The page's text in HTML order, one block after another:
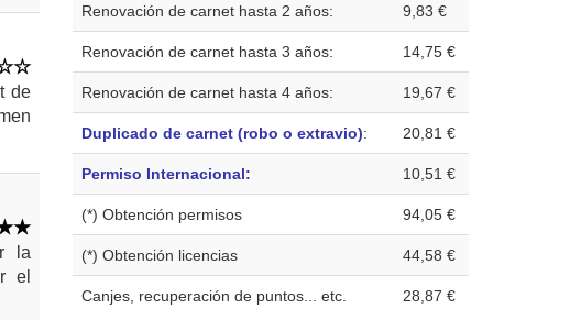
de
la
el
Renovación de carnet hasta 2 años: 9,83 €
Renovación de carnet hasta 3 años: 14,75 €
Renovación de carnet hasta 4 años: 19,67 €
Duplicado de carnet (robo o extravio): 20,81 €
Permiso Internacional: 10,51 €
(*) Obtención permisos 94,05 €
(*) Obtención licencias 44,58 €
Canjes, recuperación de puntos... etc. 28,87 €